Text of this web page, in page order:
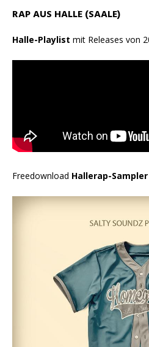
RAP AUS HALLE (SAALE)
Halle-Playlist mit Releases von
Freedownload Hallerap-Sampler